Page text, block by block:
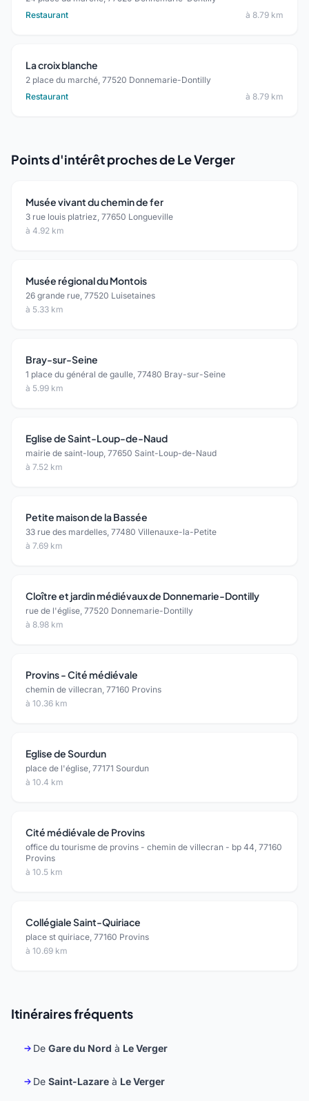
Restaurant
à 8.79 km
La croix blanche
2 place du marché, 77520 Donnemarie-Dontilly
Restaurant
à 8.79 km
Points d'intérêt proches de Le Verger
Musée vivant du chemin de fer
3 rue louis platriez, 77650 Longueville
à 4.92 km
Musée régional du Montois
26 grande rue, 77520 Luisetaines
à 5.33 km
Bray-sur-Seine
1 place du général de gaulle, 77480 Bray-sur-Seine
à 5.99 km
Eglise de Saint-Loup-de-Naud
mairie de saint-loup, 77650 Saint-Loup-de-Naud
à 7.52 km
Petite maison de la Bassée
33 rue des mardelles, 77480 Villenauxe-la-Petite
à 7.69 km
Cloître et jardin médiévaux de Donnemarie-Dontilly
rue de l'église, 77520 Donnemarie-Dontilly
à 8.98 km
Provins - Cité médiévale
chemin de villecran, 77160 Provins
à 10.36 km
Eglise de Sourdun
place de l'église, 77171 Sourdun
à 10.4 km
Cité médiévale de Provins
office du tourisme de provins - chemin de villecran - bp 44, 77160
Provins
à 10.5 km
Collégiale Saint-Quiriace
place st quiriace, 77160 Provins
à 10.69 km
Itinéraires fréquents
De Gare du Nord à Le Verger
De Saint-Lazare à Le Verger